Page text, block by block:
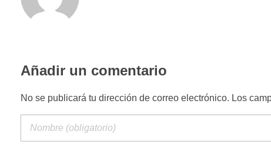
u
e
s
Añadir un comentario
No se publicará tu dirección de correo electrónico. Los